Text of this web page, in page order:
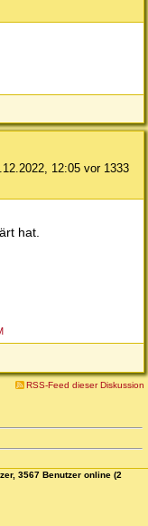
12:05 vor 1333
hat.
RSS-Feed dieser Diskussion
3567 Benutzer online (2